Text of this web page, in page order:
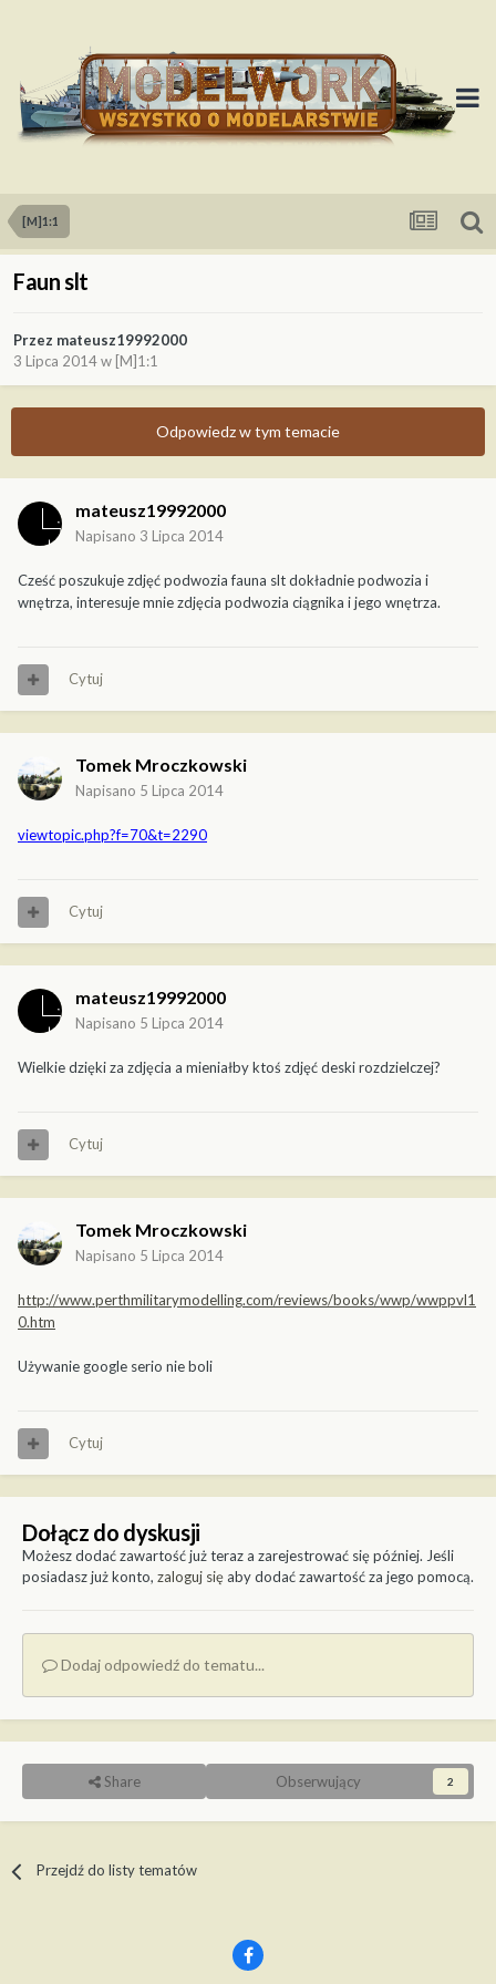
[M]1:1
Faun slt
Przez mateusz19992000
3 Lipca 2014w [M]1:1
Odpowiedz w tym temacie
mateusz19992000
Napisano 3 Lipca 2014
Cześć poszukuje zdjęć podwozia fauna slt dokładnie podwozia i
wnętrza, interesuje mnie zdjęcia podwozia ciągnika i jego wnętrza.
Cytuj
Tomek Mroczkowski
Napisano 5 Lipca 2014
viewtopic.php?f=70&t=2290
Cytuj
mateusz19992000
Napisano 5 Lipca 2014
Wielkie dzięki za zdjęcia a mieniałby ktoś zdjęć deski rozdzielczej?
Cytuj
Tomek Mroczkowski
Napisano 5 Lipca 2014
http://www.perthmilitarymodelling.com/reviews/books/wwp/wwppvl1
0.htm
Używanie google serio nie boli
Cytuj
Dołącz do dyskusji
Możesz dodać zawartość już teraz a zarejestrować się później. Jeśli
posiadasz już konto, zaloguj sięaby dodać zawartość za jego pomocą.
Dodaj odpowiedź do tematu...
Share Obserwujący 2
Przejdź do listy tematów